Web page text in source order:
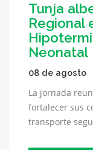
Tunja
Regional
Neonatal
08 de agosto
La jornada
fortalecer sus
transporte